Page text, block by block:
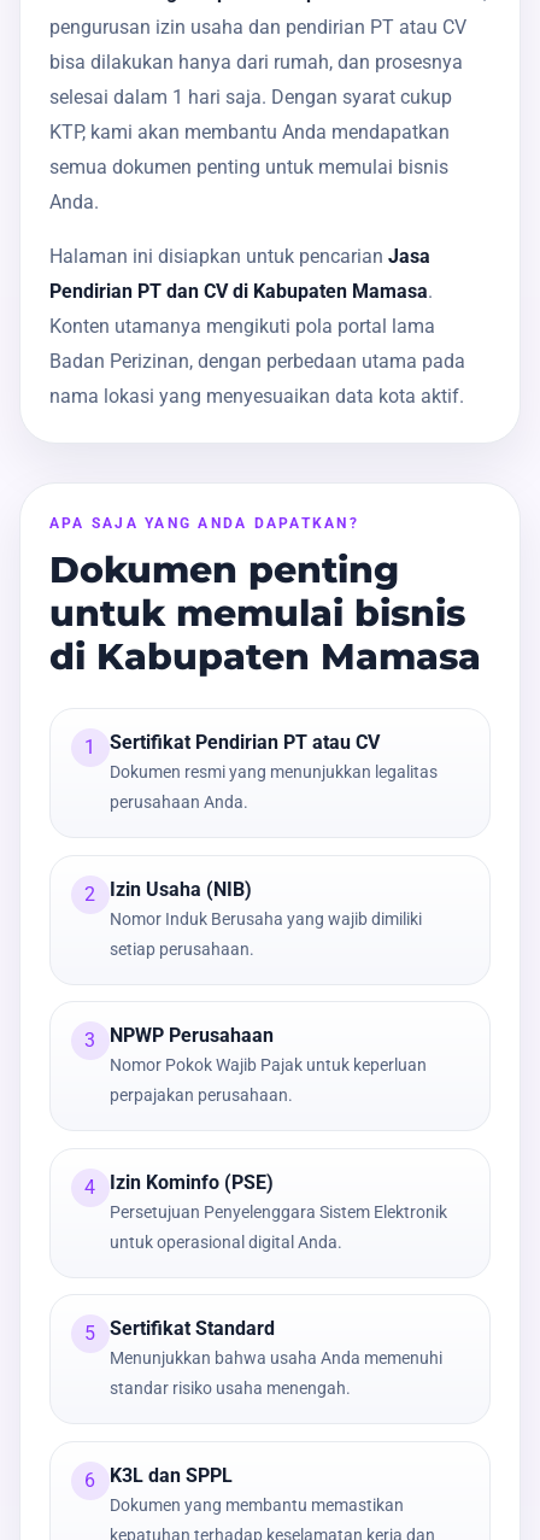
pengurusan izin usaha dan pendirian PT atau CV
bisa dilakukan hanya dari rumah, dan prosesnya
selesai dalam 1 hari saja. Dengan syarat cukup
KTP, kami akan membantu Anda mendapatkan
semua dokumen penting untuk memulai bisnis
Anda.
Halaman ini disiapkan untuk pencarian Jasa
Pendirian PT dan CV di Kabupaten Mamasa.
Konten utamanya mengikuti pola portal lama
Badan Perizinan, dengan perbedaan utama pada
nama lokasi yang menyesuaikan data kota aktif.
APA SAJA YANG ANDA DAPATKAN?
Dokumen penting
untuk memulai bisnis
di Kabupaten Mamasa
1 Sertifikat Pendirian PT atau CV
Dokumen resmi yang menunjukkan legalitas
perusahaan Anda.
2 Izin Usaha (NIB)
Nomor Induk Berusaha yang wajib dimiliki
setiap perusahaan.
3 NPWP Perusahaan
Nomor Pokok Wajib Pajak untuk keperluan
perpajakan perusahaan.
4 Izin Kominfo (PSE)
Persetujuan Penyelenggara Sistem Elektronik
untuk operasional digital Anda.
5 Sertifikat Standard
Menunjukkan bahwa usaha Anda memenuhi
standar risiko usaha menengah.
6 K3L dan SPPL
Dokumen yang membantu memastikan
kepatuhan terhadap keselamatan kerja dan